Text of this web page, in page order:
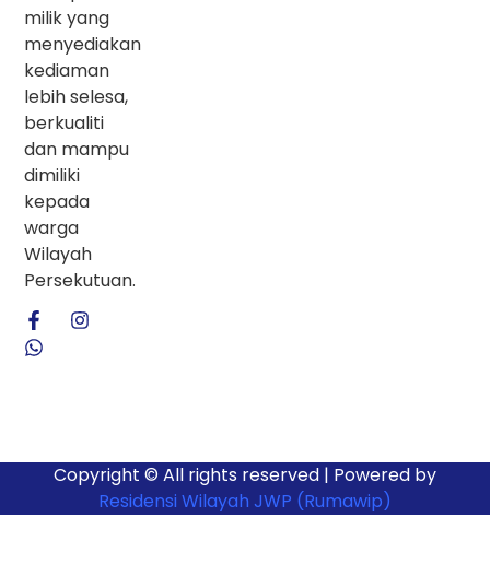
milik yang
menyediakan
kediaman
lebih selesa,
berkualiti
dan mampu
dimiliki
kepada
warga
Wilayah
Persekutuan.
Copyright © All rights reserved | Powered by
Residensi Wilayah JWP (Rumawip)